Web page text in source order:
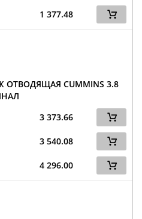
1 377.48
CUMMINS 3.8
3 373.66
3 540.08
4 296.00